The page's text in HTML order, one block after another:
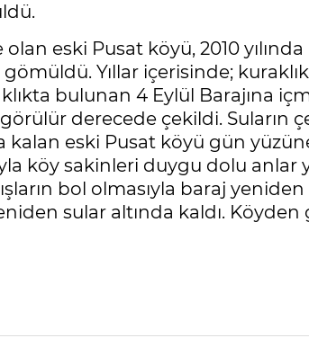
eski Pusat köyü, 2010 yılında
Yıllar içerisinde;
bulunan 4 Eylül Barajına
derecede çekildi. Suların
kalan eski Pusat köyü gün
köy sakinleri duygu dolu anlar
bol olmasıyla baraj
sular altında kaldı. Köyden